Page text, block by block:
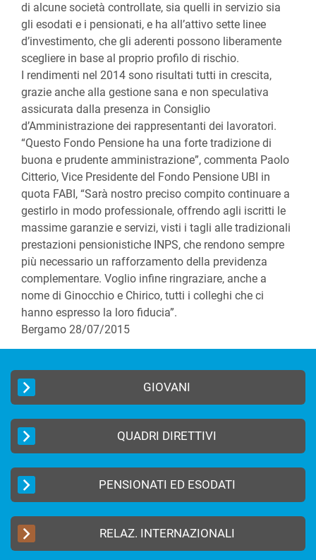
di alcune società controllate, sia quelli in servizio sia
gli esodati e i pensionati, e ha all’attivo sette linee
d’investimento, che gli aderenti possono liberamente
scegliere in base al proprio profilo di rischio.
I rendimenti nel 2014 sono risultati tutti in crescita,
grazie anche alla gestione sana e non speculativa
assicurata dalla presenza in Consiglio
d’Amministrazione dei rappresentanti dei lavoratori.
“Questo Fondo Pensione ha una forte tradizione di
buona e prudente amministrazione”, commenta Paolo
Citterio, Vice Presidente del Fondo Pensione UBI in
quota FABI, “Sarà nostro preciso compito continuare a
gestirlo in modo professionale, offrendo agli iscritti le
massime garanzie e servizi, visti i tagli alle tradizionali
prestazioni pensionistiche INPS, che rendono sempre
più necessario un rafforzamento della previdenza
complementare. Voglio infine ringraziare, anche a
nome di Ginocchio e Chirico, tutti i colleghi che ci
hanno espresso la loro fiducia”.
Bergamo 28/07/2015
GIOVANI
QUADRI DIRETTIVI
PENSIONATI ED ESODATI
RELAZ. INTERNAZIONALI